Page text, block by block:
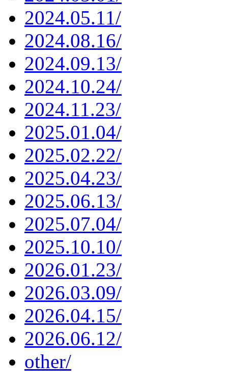
2024.05.11/
2024.08.16/
2024.09.13/
2024.10.24/
2024.11.23/
2025.01.04/
2025.02.22/
2025.04.23/
2025.06.13/
2025.07.04/
2025.10.10/
2026.01.23/
2026.03.09/
2026.04.15/
2026.06.12/
other/